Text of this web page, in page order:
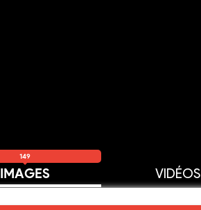
IMAGES
149
VIDÉOS